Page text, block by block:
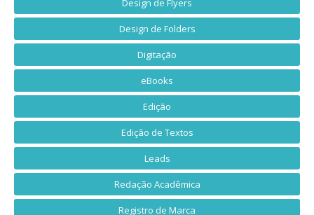
Design de Flyers
Design de Folders
Digitação
eBooks
Edição
Edição de Textos
Leads
Redação Acadêmica
Registro de Marca